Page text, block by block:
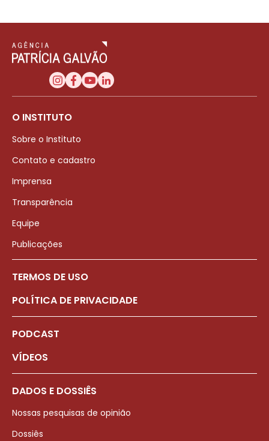
O INSTITUTO
Sobre o Instituto
Contato e cadastro
Imprensa
Transparência
Equipe
Publicações
TERMOS DE USO
POLÍTICA DE PRIVACIDADE
PODCAST
VÍDEOS
DADOS E DOSSIÊS
Nossas pesquisas de opinião
Dossiês